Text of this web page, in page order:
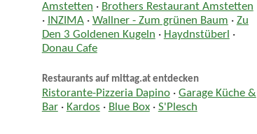
Amstetten · Brothers Restaurant Amstetten
· INZIMA· Wallner - Zum grünen Baum · Zu
Den 3 Goldenen Kugeln · Haydnstüberl ·
Donau Cafe
Restaurants auf mittag.at entdecken
Ristorante-Pizzeria Dapino· Garage Küche &
Bar· Kardos · Blue Box· S'Plesch